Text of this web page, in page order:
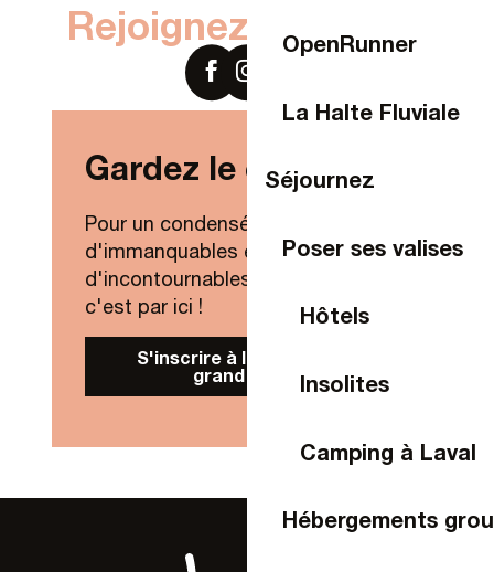
OpenRunner
La Halte Fluviale
Séjournez
Poser ses valises
Hôtels
Insolites
Camping à Laval
Hébergements
Rejoignez-nous sur
Gardez le contact !
Pour un condensé de nouveautés,
d'immanquables et
d'incontournables de Laval Agglo,
c'est par ici !
S'inscrire à la Newsletter
grand public